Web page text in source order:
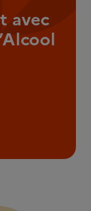
avec